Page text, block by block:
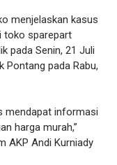
menjelaskan kasus
toko sparepart
pada Senin, 21 Juli
Pontang pada Rabu,
mendapat informasi
harga murah,”
AKP Andi Kurniady